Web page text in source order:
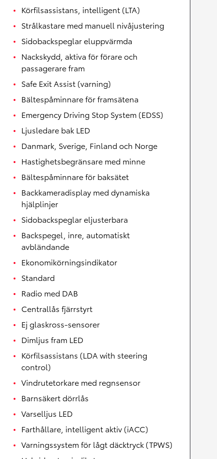
Körfilsassistans, intelligent (LTA)
Strålkastare med manuell nivåjustering
Sidobackspeglar eluppvärmda
Nackskydd, aktiva för förare och
passagerare fram
Safe Exit Assist (varning)
Bältespåminnare för framsätena
Emergency Driving Stop System (EDSS)
Ljusledare bak LED
Danmark, Sverige, Finland och Norge
Hastighetsbegränsare med minne
Bältespåminnare för baksätet
Backkameradisplay med dynamiska
hjälplinjer
Sidobackspeglar eljusterbara
Backspegel, inre, automatiskt
avbländande
Ekonomikörningsindikator
Standard
Radio med DAB
Centrallås fjärrstyrt
Ej glaskross-sensorer
Dimljus fram LED
Körfilsassistans (LDA with steering
control)
Vindrutetorkare med regnsensor
Barnsäkert dörrlås
Varselljus LED
Farthållare, intelligent aktiv (iACC)
Varningssystem för lågt däcktryck (TPWS)